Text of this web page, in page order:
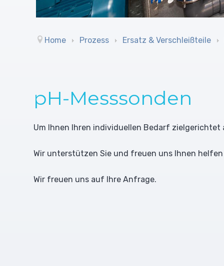
Home Prozess Ersatz & Verschleißteile
pH-Messsonden
Um Ihnen Ihren individuellen Bedarf
Wir unterstützen Sie und freuen uns Ihnen helfen
Wir freuen uns auf Ihre Anfrage.